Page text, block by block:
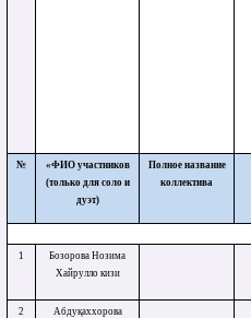
№
«ФИО участников
(только для соло и
дуэт)
Полное название
коллектива
1
Бозорова Нозима
Хайрулло кизи
2
Абдуқаххорова